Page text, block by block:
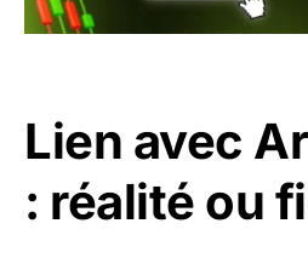
Lien avec
: réalité ou